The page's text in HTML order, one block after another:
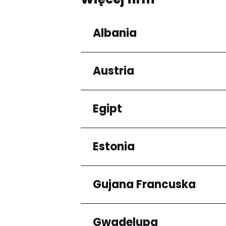
Albania
Regiony
Qarku i Tiranës
Austria
Regiony
Niederösterreich
Egipt
Regiony
Kair
Estonia
Regiony
Harju maakond
Gujana Francuska
Regiony
Gwadelupa